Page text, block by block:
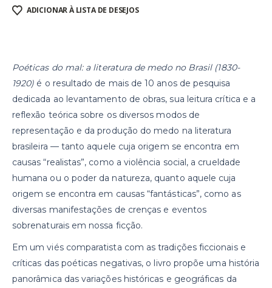
ADICIONAR À LISTA DE DESEJOS
Poéticas do mal: a literatura de medo no Brasil (1830-
1920) é o resultado de mais de 10 anos de pesquisa
dedicada ao levantamento de obras, sua leitura crítica e a
reflexão teórica sobre os diversos modos de
representação e da produção do medo na literatura
brasileira — tanto aquele cuja origem se encontra em
causas “realistas”, como a violência social, a crueldade
humana ou o poder da natureza, quanto aquele cuja
origem se encontra em causas “fantásticas”, como as
diversas manifestações de crenças e eventos
sobrenaturais em nossa ficção.
Em um viés comparatista com as tradições ficcionais e
críticas das poéticas negativas, o livro propõe uma história
panorâmica das variações históricas e geográficas da